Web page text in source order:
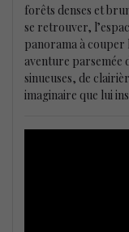
forêts denses et
se retrouver,
panorama à couper
aventure parsemée
sinueuses, de
imaginaire que lui